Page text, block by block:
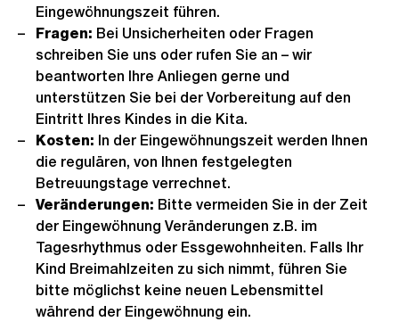
Eingewöhnungszeit führen.
Fragen: Bei Unsicherheiten oder Fragen
schreiben Sie uns oder rufen Sie an – wir
beantworten Ihre Anliegen gerne und
unterstützen Sie bei der Vorbereitung auf den
Eintritt Ihres Kindes in die Kita.
Kosten: In der Eingewöhnungszeit werden Ihnen
die regulären, von Ihnen festgelegten
Betreuungstage verrechnet.
Veränderungen: Bitte vermeiden Sie in der Zeit
der Eingewöhnung Veränderungen z.B. im
Tagesrhythmus oder Essgewohnheiten. Falls Ihr
Kind Breimahlzeiten zu sich nimmt, führen Sie
bitte möglichst keine neuen Lebensmittel
während der Eingewöhnung ein.